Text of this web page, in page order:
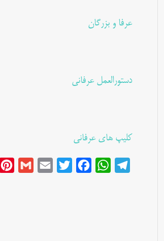
عرفا و بزرگان
دستورالعمل عرفانی
کلیپ های عرفانی
Telegram
WhatsApp
Facebook
Twitter
Email
Gmail